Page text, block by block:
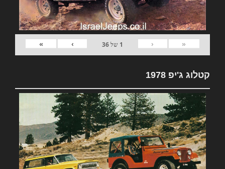
«
‹
1 של36
›
»
קטלוג ג'יפ 1978